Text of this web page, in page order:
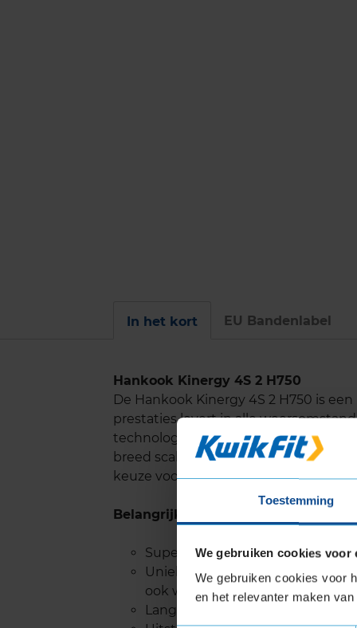
Toestemming
We gebruiken cookies voor
We gebruiken cookies voor
en het relevanter maken
In het kort EU Bandenlabel
Hankook Kinergy 4S 2 H750
De Hankook Kinergy 4S 2 H750 is
prestaties levert in alle
technologieën voor zomer- en
breed scala aan omstandigheden,
keuze voor bestuurders die op zoek
Belangrijke eigenschappen
Superieure tractie en prestaties,
Uniek V-vormig
ook wegduwen van sneeuw,
Lange levensduur.